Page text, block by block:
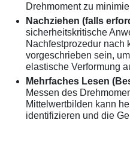
Drehmoment zu
Nachziehen (falls
sicherheitskritische
Nachfestprozedur nach
vorgeschrieben sein,
elastische Verformung
Mehrfaches Lesen
Messen des
Mittelwertbilden kann
identifizieren und die